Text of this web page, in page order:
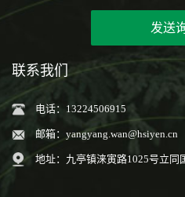
发送
联系我们
电话：13224506915
邮箱： yangyang.wan@hsiyen.cn
地址：九亭镇涞寅路1025号立同